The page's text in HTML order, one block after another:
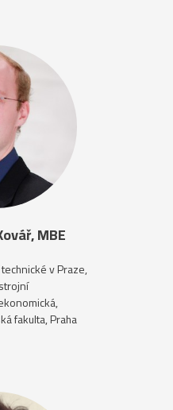
MBE
v Praze,
fakulta, Praha